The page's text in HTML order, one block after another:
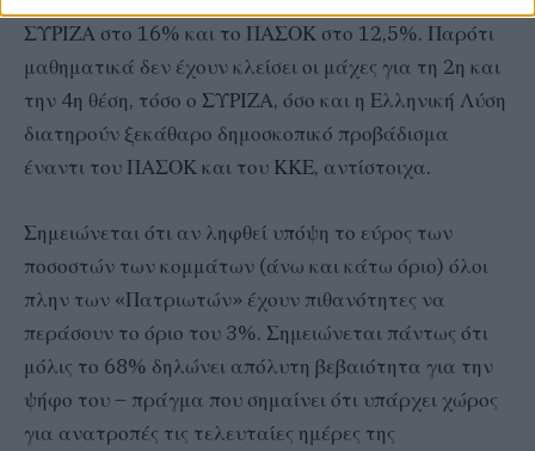
ΣΥΡΙΖΑ στο 16% και το ΠΑΣΟΚ στο 12,5%. Παρότι
μαθηματικά δεν έχουν κλείσει οι μάχες για τη 2η και
την 4η θέση, τόσο ο ΣΥΡΙΖΑ, όσο και η Ελληνική Λύση
διατηρούν ξεκάθαρο δημοσκοπικό προβάδισμα
έναντι του ΠΑΣΟΚ και του ΚΚΕ, αντίστοιχα.
Σημειώνεται ότι αν ληφθεί υπόψη το εύρος των
ποσοστών των κομμάτων (άνω και κάτω όριο) όλοι
πλην των «Πατριωτών» έχουν πιθανότητες να
περάσουν το όριο του 3%. Σημειώνεται πάντως ότι
μόλις το 68% δηλώνει απόλυτη βεβαιότητα για την
ψήφο του – πράγμα που σημαίνει ότι υπάρχει χώρος
για ανατροπές τις τελευταίες ημέρες της